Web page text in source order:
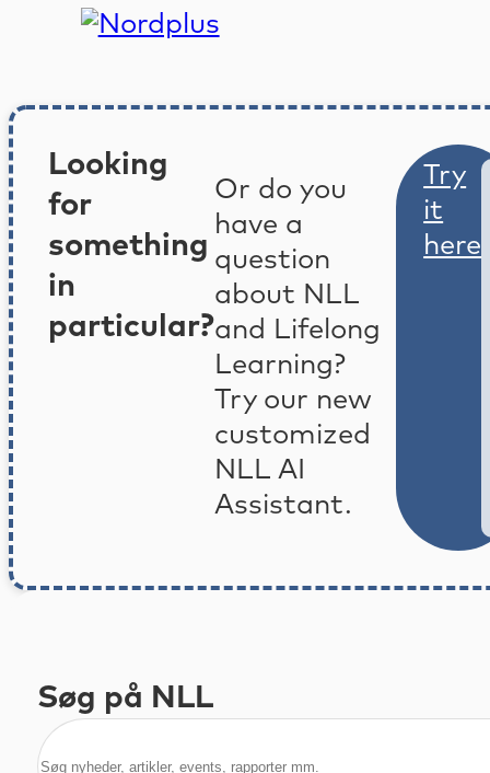
Looking
for
something
in
particular?
Or do you
have a
question
about NLL
and Lifelong
Learning?
Try our new
customized
NLL AI
Assistant.
Try
it
here
Søg på NLL
Søg